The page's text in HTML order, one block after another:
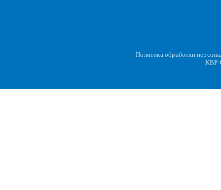
Политика обработки
KBP